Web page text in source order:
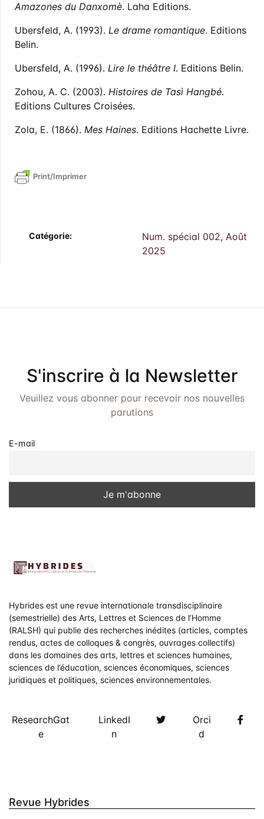
Amazones du Danxomè. Laha Editions.
Ubersfeld, A. (1993). Le drame romantique. Editions
Belin.
Ubersfeld, A. (1996). Lire le théâtre I. Editions Belin.
Zohou, A. C. (2003). Histoires de Tasì Hangbé.
Editions Cultures Croisées.
Zola, E. (1866). Mes Haines. Editions Hachette Livre.
Print/Imprimer
Catégorie:
Num. spécial 002, Août
2025
S'inscrire à la Newsletter
Veuillez vous abonner pour recevoir nos nouvelles
parutions
E-mail
Hybrides est une revue internationale transdisciplinaire
(semestrielle) des Arts, Lettres et Sciences de l’Homme
(RALSH) qui publie des recherches inédites (articles, comptes
rendus, actes de colloques & congrès, ouvrages collectifs)
dans les domaines des arts, lettres et sciences humaines,
sciences de l’éducation, sciences économiques, sciences
juridiques et politiques, sciences environnementales.
ResearchGat
e
LinkedI
n
TwitterOrci
d
Revue Hybrides